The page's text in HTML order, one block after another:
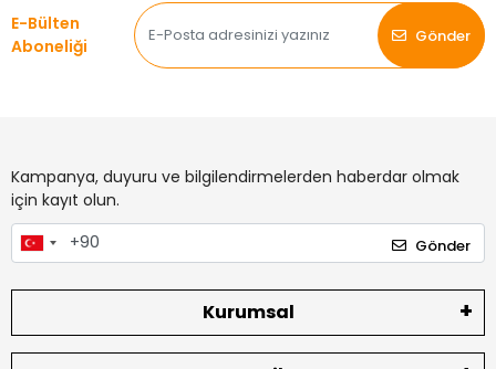
E-Bülten
Aboneliği
Gönder
Kampanya, duyuru ve bilgilendirmelerden haberdar olmak
için kayıt olun.
Gönder
Kurumsal